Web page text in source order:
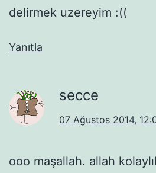
delirmek uzereyim :((
Yanıtla
secce
07 Ağustos 2014,
ooo maşallah. allah